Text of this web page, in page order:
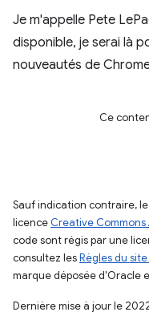
Je m'appelle Pete
disponible, je serai là
nouveautés de
Ce
Sauf indication contraire,
licence Creative
code sont régis par une
consultez lesRègles du
marque déposée d'Oracle
Dernière mise à jour le